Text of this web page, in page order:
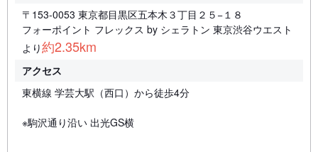
〒153-0053 東京都目黒区五本木３丁目２５−１８
フォーポイント フレックス by シェラトン 東京渋谷ウエスト
より約2.35km
アクセス
東横線 学芸大駅（西口）から徒歩4分
※駒沢通り沿い 出光GS横